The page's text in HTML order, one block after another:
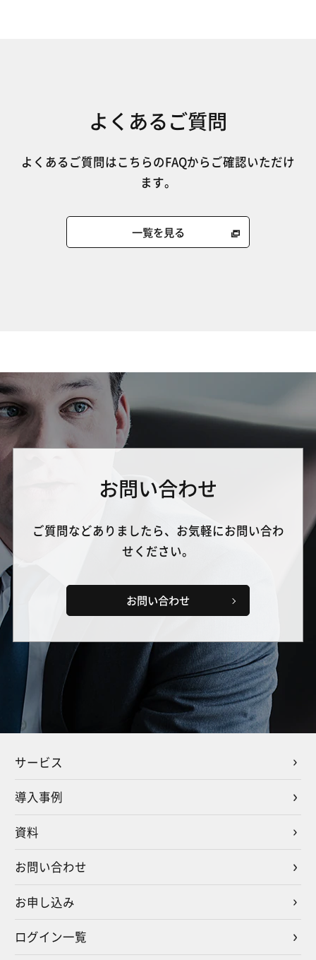
よくあるご質問
よくあるご質問はこちらのFAQからご確認いただけ
ます。
一覧を見る
お問い合わせ
ご質問などありましたら、お気軽にお問い合わ
せください。
お問い合わせ
サービス
導入事例
資料
お問い合わせ
お申し込み
ログイン一覧